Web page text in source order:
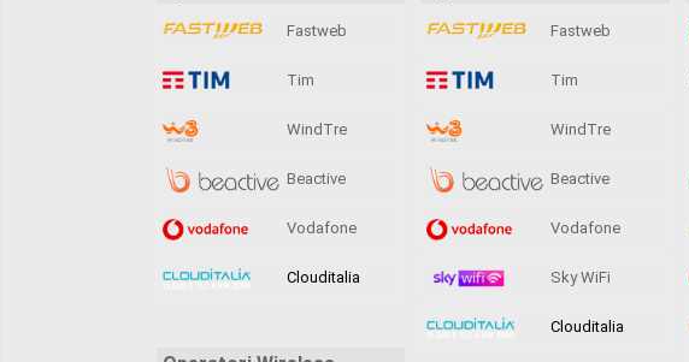
Fastweb
Tim
WindTre
Beactive
Vodafone
Clouditalia
Fastweb
Tim
WindTre
Beactive
Vodafone
Sky WiFi
Clouditalia